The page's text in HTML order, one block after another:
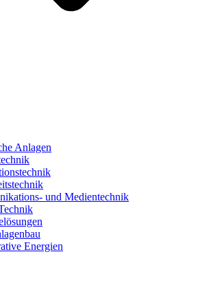
Anlagen
und Medientechnik
Energien